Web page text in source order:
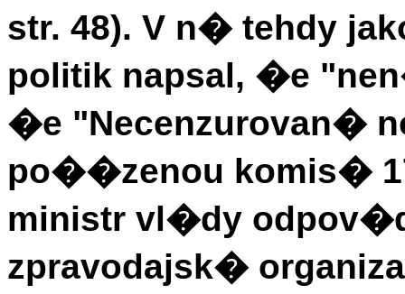
str. 48). V n� tehdy
politik napsal, �e
�e "Necenzurovan�
po��zenou komis�
ministr vl�dy
zpravodajsk�